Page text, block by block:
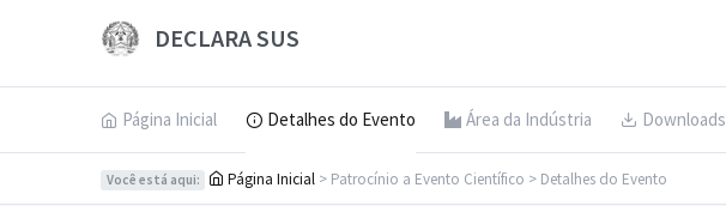
DECLARA SUS
Página Inicial Detalhes do Evento Área da Indústria Downloads
Você está aqui: Página Inicial > Patrocínio a Evento Científico > Detalhes do Evento